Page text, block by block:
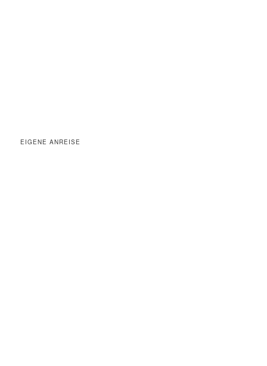
EIGENE ANREISE